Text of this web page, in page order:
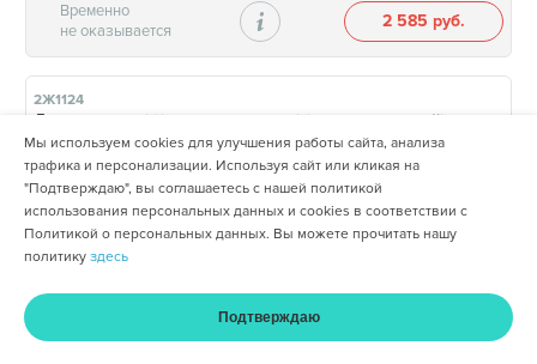
Временно
не оказывается
2 585 руб.
2Ж1124
Липопротеин (а)(сыворотка крови) (количественный)
2Ж1125
1 220 руб.
Главная Услуги и цены Оплата Кабинет
Мы используем cookies для улучшения работы сайта, анализа
трафика и персонализации. Используя сайт или кликая на
"Подтверждаю", вы соглашаетесь с нашей политикой
использования персональных данных и cookies в соответствии с
Политикой о персональных данных. Вы можете прочитать нашу
политику здесь
Подтверждаю